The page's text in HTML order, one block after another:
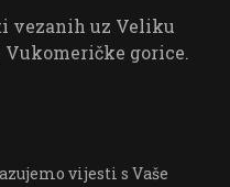
vezanih uz Veliku
Vukomeričke gorice.
vijesti s Vaše